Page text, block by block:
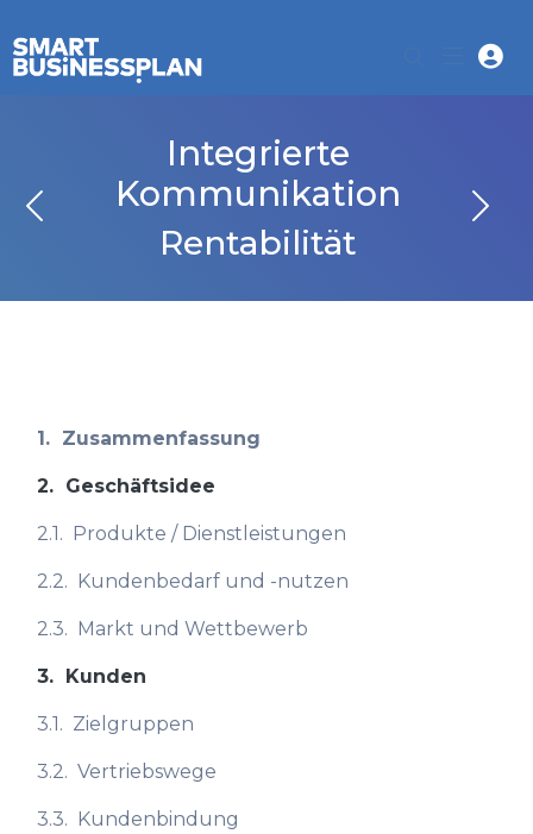
Integrierte
Kommunikation
Rentabilität
1. Zusammenfassung
2. Geschäftsidee
2.1. Produkte / Dienstleistungen
2.2. Kundenbedarf und -nutzen
2.3. Markt und Wettbewerb
3. Kunden
3.1. Zielgruppen
3.2. Vertriebswege
3.3. Kundenbindung